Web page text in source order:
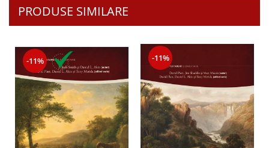
PRODUSE SIMILARE
-11% -11%